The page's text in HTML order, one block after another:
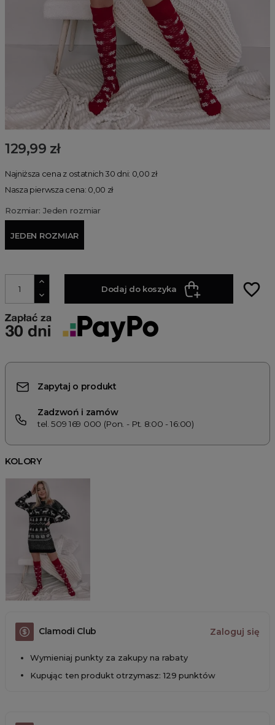
129,99 zł
Najniższa cena z ostatnich 30 dni: 0,00 zł
Nasza pierwsza cena: 0,00 zł
Rozmiar: Jeden rozmiar
JEDEN ROZMIAR
Dodaj do koszyka favorite_border
Zapytaj o produkt
Zadzwoń i zamów
tel. 509 169 000 (Pon. - Pt. 8:00 - 16:00)
KOLORY
Clamodi Club Zaloguj się
Wymieniaj punkty za zakupy na rabaty
Kupując ten produkt otrzymasz: 129 punktów